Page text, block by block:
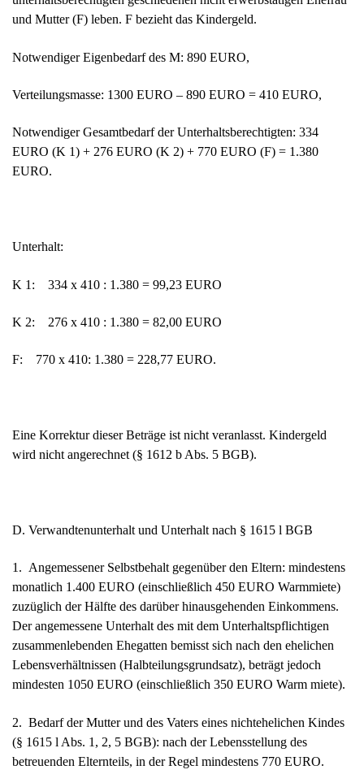
und Mutter (F) leben. F bezieht das Kindergeld.
Notwendiger Eigenbedarf des M: 890 EURO,
Verteilungsmasse: 1300 EURO – 890 EURO = 410 EURO,
Notwendiger Gesamtbedarf der Unterhaltsberechtigten: 334
EURO (K 1) + 276 EURO (K 2) + 770 EURO (F) = 1.380
EURO.
Unterhalt:
K 1: 334 x 410 : 1.380 = 99,23 EURO
K 2: 276 x 410 : 1.380 = 82,00 EURO
F: 770 x 410: 1.380 = 228,77 EURO.
Eine Korrektur dieser Beträge ist nicht veranlasst. Kindergeld
wird nicht angerechnet (§ 1612 b Abs. 5 BGB).
D. Verwandtenunterhalt und Unterhalt nach § 1615 l BGB
1. Angemessener Selbstbehalt gegenüber den Eltern: mindestens
monatlich 1.400 EURO (einschließlich 450 EURO Warmmiete)
zuzüglich der Hälfte des darüber hinausgehenden Einkommens.
Der angemessene Unterhalt des mit dem Unterhaltspflichtigen
zusammenlebenden Ehegatten bemisst sich nach den ehelichen
Lebensverhältnissen (Halbteilungsgrundsatz), beträgt jedoch
mindesten 1050 EURO (einschließlich 350 EURO Warm miete).
2. Bedarf der Mutter und des Vaters eines nichtehelichen Kindes
(§ 1615 l Abs. 1, 2, 5 BGB): nach der Lebensstellung des
betreuenden Elternteils, in der Regel mindestens 770 EURO.